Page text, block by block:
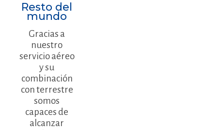
Resto del
mundo
Gracias a
nuestro
servicio aéreo
y su
combinación
con terrestre
somos
capaces de
alcanzar